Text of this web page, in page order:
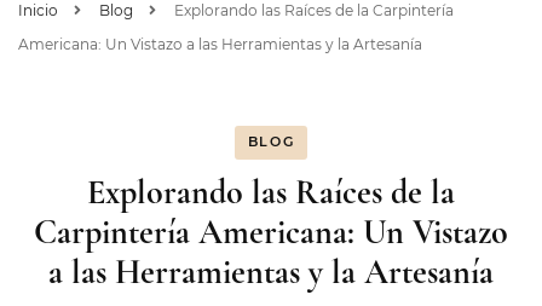
Inicio Blog
Explorando las Raíces de la Carpintería
Americana: Un Vistazo a las Herramientas y la Artesanía
BLOG
Explorando las Raíces de la
Carpintería Americana: Un Vistazo
a las Herramientas y la Artesanía